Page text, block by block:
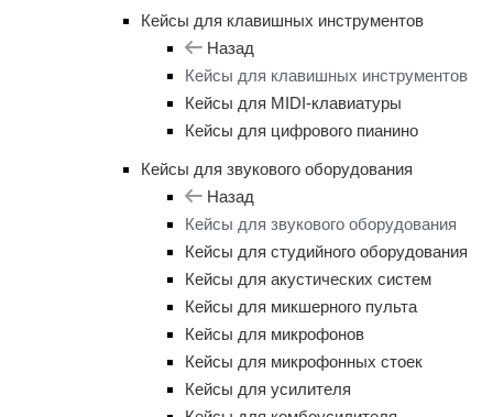
Кейсы для клавишных инструментов
Назад
Кейсы для клавишных инструментов
Кейсы для MIDI-клавиатуры
Кейсы для цифрового пианино
Кейсы для звукового оборудования
Назад
Кейсы для звукового оборудования
Кейсы для студийного оборудования
Кейсы для акустических систем
Кейсы для микшерного пульта
Кейсы для микрофонов
Кейсы для микрофонных стоек
Кейсы для усилителя